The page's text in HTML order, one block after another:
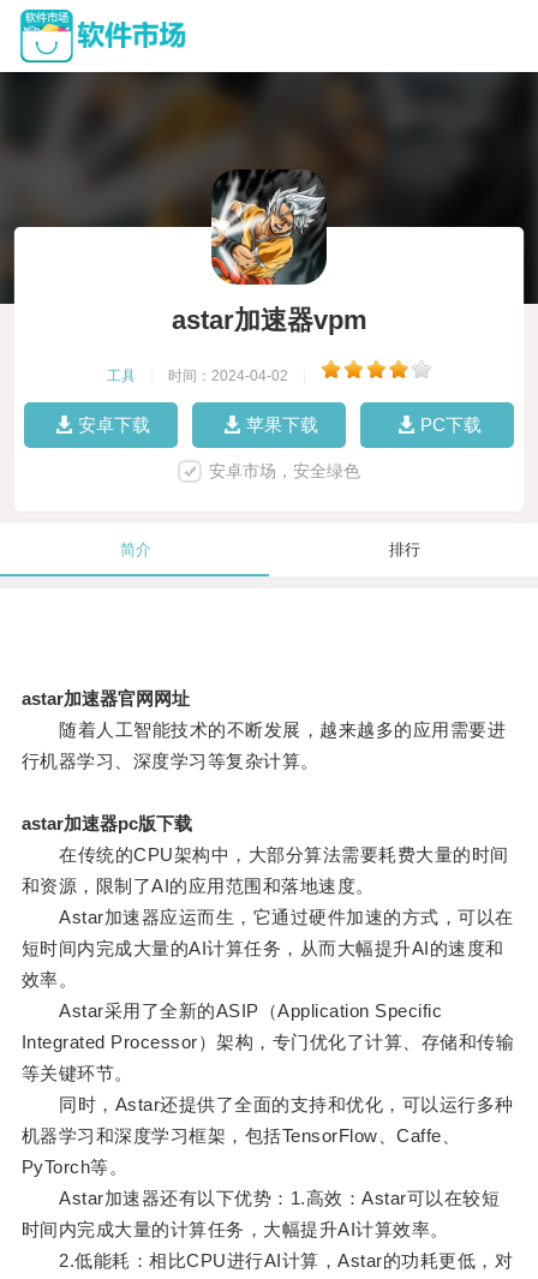
astar加速器vpm
工具 时间：2024-04-02
安卓下载 苹果下载 PC下载
安卓市场，安全绿色
简介 排行
astar加速器官网网址
随着人工智能技术的不断发展，越来越多的应用需要进
行机器学习、深度学习等复杂计算。
astar加速器pc版下载
在传统的CPU架构中，大部分算法需要耗费大量的时间
和资源，限制了AI的应用范围和落地速度。
Astar加速器应运而生，它通过硬件加速的方式，可以在
短时间内完成大量的AI计算任务，从而大幅提升AI的速度和
效率。
Astar采用了全新的ASIP（Application Specific
Integrated Processor）架构，专门优化了计算、存储和传输
等关键环节。
同时，Astar还提供了全面的支持和优化，可以运行多种
机器学习和深度学习框架，包括TensorFlow、Caffe、
PyTorch等。
Astar加速器还有以下优势：1.高效：Astar可以在较短
时间内完成大量的计算任务，大幅提升AI计算效率。
2.低能耗：相比CPU进行AI计算，Astar的功耗更低，对